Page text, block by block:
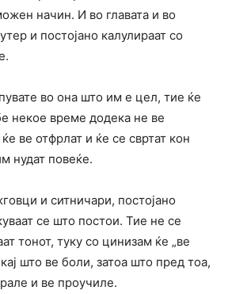
начин. И во главата и во
и постојано калулираат со
во она што им е цел, тие ќе
некое време додека не ве
ве отфрлат и ќе се свртат кон
нудат повеќе.
и ситничари, постојано
се што постои. Тие не се
тонот, туку со цинизам ќе „ве
што ве боли, затоа што пред тоа,
и ве проучиле.